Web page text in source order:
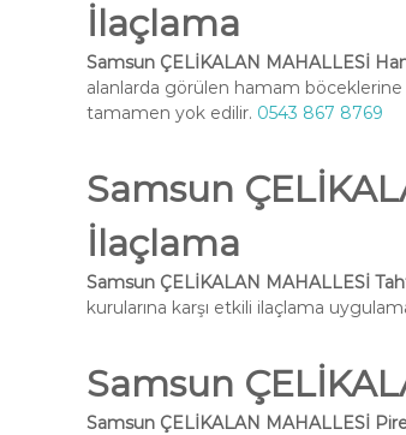
İlaçlama
Samsun ÇELİKALAN MAHALLESİ
alanlarda görülen hamam
tamamen yok edilir. 0543 867 8769
Samsun
İlaçlama
Samsun ÇELİKALAN MAHALLESİ
kurularına karşı etkili ilaçlama
Samsun
Samsun ÇELİKALAN MAHALLESİ